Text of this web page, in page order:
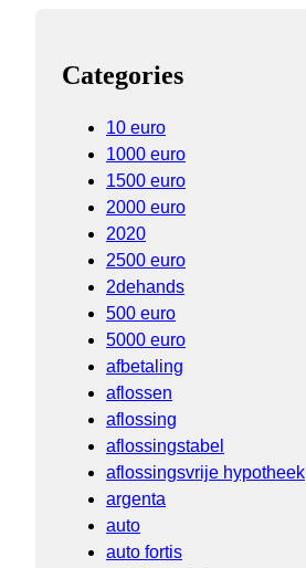
Categories
10 euro
1000 euro
1500 euro
2000 euro
2020
2500 euro
2dehands
500 euro
5000 euro
afbetaling
aflossen
aflossing
aflossingstabel
aflossingsvrije hypotheek
argenta
auto
auto fortis